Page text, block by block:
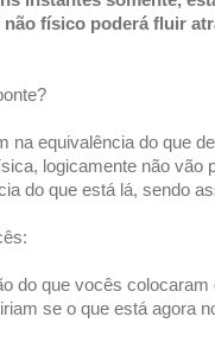
não físico poderá fluir
na equivalência do que
logicamente não
do que está lá, sendo
do que vocês colocaram
se o que está agora